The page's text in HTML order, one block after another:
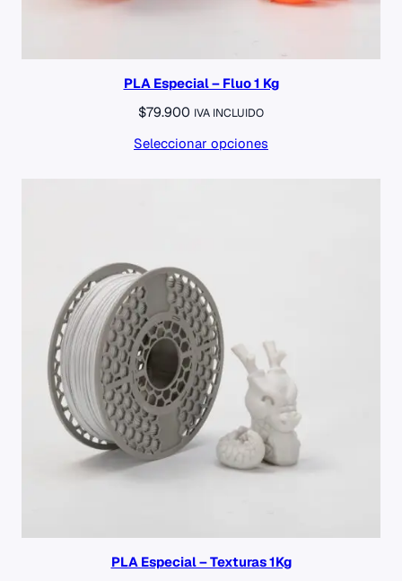
PLA Especial – Fluo 1 Kg
$79.900 IVA INCLUIDO
Seleccionar opciones
PLA Especial – Texturas 1Kg